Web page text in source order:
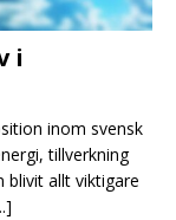
i
inom svensk
tillverkning
allt viktigare